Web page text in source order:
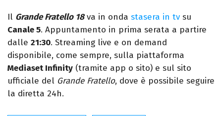
Il Grande Fratello 18va in onda stasera in tv su
Canale 5. Appuntamento in prima serata a partire
dalle 21:30. Streaming live e on demand
disponibile, come sempre, sulla piattaforma
Mediaset Infinity (tramite app o sito) e sul sito
ufficiale del Grande Fratello, dove è possibile seguire
la diretta 24h.